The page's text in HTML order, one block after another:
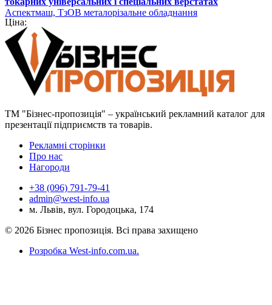
Аспектмаш, ТзОВ металорізальне обладнання
Ціна:
ТМ "Бізнес-пропозиція" – український рекламний каталог для
презентації підприємств та товарів.
Рекламні сторінки
Про нас
Нагороди
+38 (096) 791-79-41
admin@west-info.ua
м. Львів, вул. Городоцька, 174
© 2026 Бізнес пропозиція. Всі права захищено
Розробка West-info.com.ua.